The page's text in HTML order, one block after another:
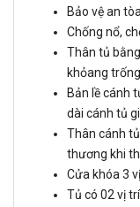
Bảo vệ an
Chống nổ,
Thân tủ
khỏang
Bản lề cánh
dài cánh tủ
Thân cánh
thương khi
Cửa khóa 3
Tủ có 02 vị